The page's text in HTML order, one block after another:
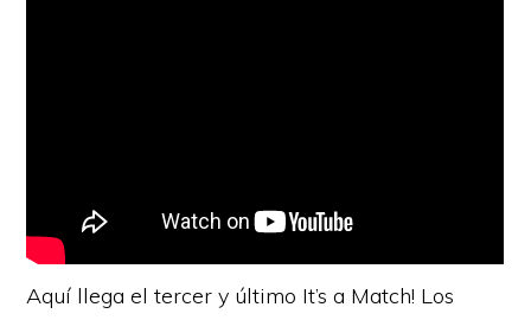
Aquí llega el tercer y último It’s a Match! Los